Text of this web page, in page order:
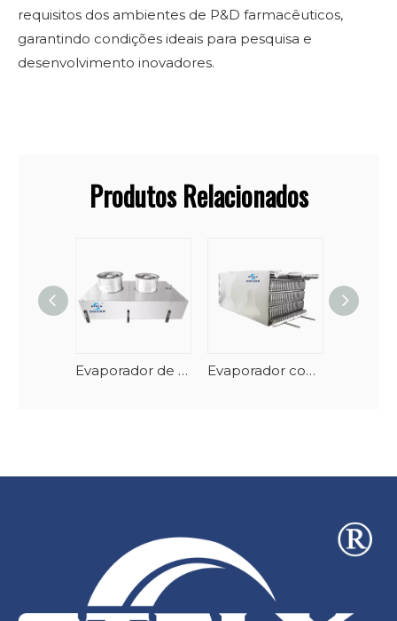
requisitos dos ambientes de P&D farmacêuticos,
garantindo condições ideais para pesquisa e
desenvolvimento inovadores.
Produtos Relacionados
Evaporador de túnel de frutos do mar em espiral vertical com degelo automático Evaporador congelador espiral de empilhamento de aço inoxidável-AlMg